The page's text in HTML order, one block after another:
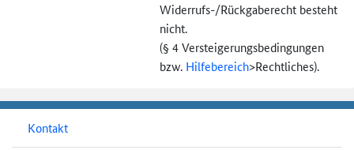
Widerrufs-/Rückgaberecht besteht
nicht.
(§ 4 Versteigerungs­bedingungen
bzw. Hilfebereich>Rechtliches).
Kontakt